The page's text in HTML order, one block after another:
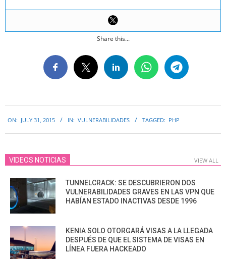
Share this...
07-
31
ON: JULY 31, 2015 IN: VULNERABILIDADES TAGGED: PHP
VIDEOS NOTICIAS VIEW ALL
TUNNELCRACK: SE DESCUBRIERON DOS
VULNERABILIDADES GRAVES EN LAS VPN QUE
HABÍAN ESTADO INACTIVAS DESDE 1996
KENIA SOLO OTORGARÁ VISAS A LA LLEGADA
DESPUÉS DE QUE EL SISTEMA DE VISAS EN
LÍNEA FUERA HACKEADO